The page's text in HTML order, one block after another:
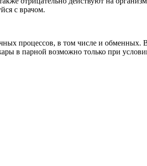
с врачом.
процессов, в том числе и обменных.
в парной возможно только при